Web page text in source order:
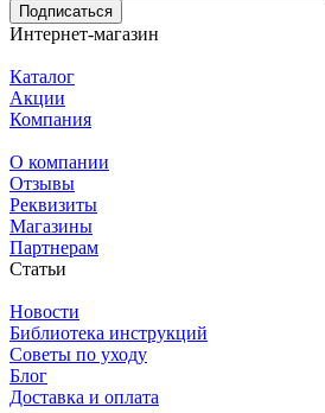
Подписаться
Интернет-магазин
Каталог
Акции
Компания
О компании
Отзывы
Реквизиты
Магазины
Партнерам
Статьи
Новости
Библиотека инструкций
Советы по уходу
Блог
Доставка и оплата